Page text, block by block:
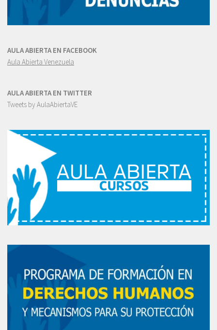
AULA ABIERTA EN FACEBOOK
Aula Abierta Venezuela
AULA ABIERTA EN TWITTER
Tweets by AulaAbiertaVE